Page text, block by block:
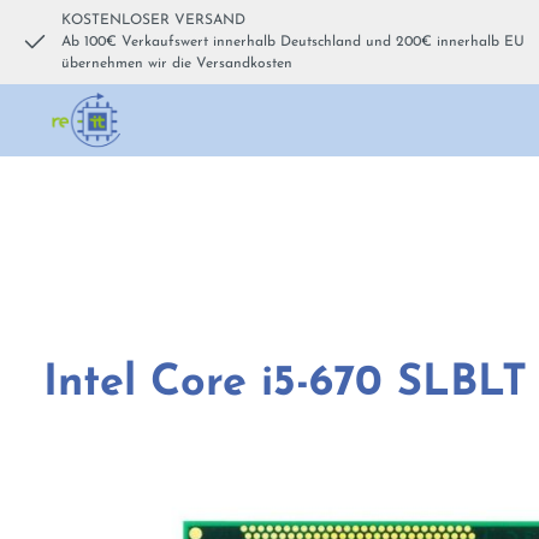
Hauptinhalt springen
Zur Hauptnavigation springen
KOSTENLOSER VERSAND
Ab 100€ Verkaufswert innerhalb Deutschland und 200€ innerhalb EU
übernehmen wir die Versandkosten
Intel Core i5-670 SLBLT